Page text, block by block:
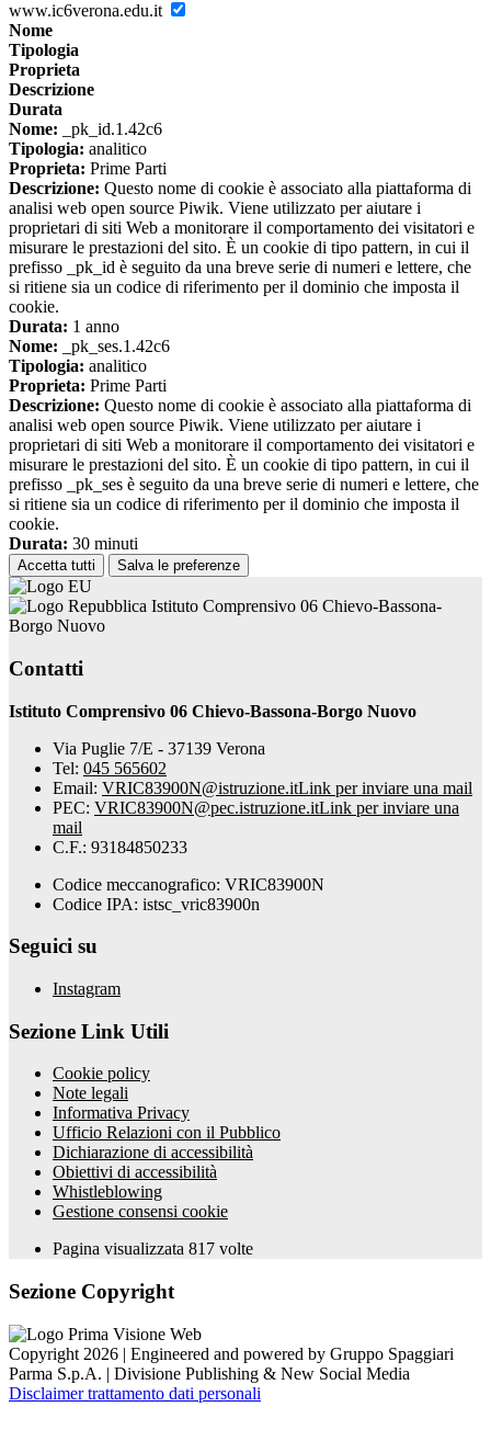
www.ic6verona.edu.it
Nome
Tipologia
Proprieta
Descrizione
Durata
Nome: _pk_id.1.42c6
Tipologia: analitico
Proprieta: Prime Parti
Descrizione: Questo nome di cookie è associato alla piattaforma di
analisi web open source Piwik. Viene utilizzato per aiutare i
proprietari di siti Web a monitorare il comportamento dei visitatori e
misurare le prestazioni del sito. È un cookie di tipo pattern, in cui il
prefisso _pk_id è seguito da una breve serie di numeri e lettere, che
si ritiene sia un codice di riferimento per il dominio che imposta il
cookie.
Durata: 1 anno
Nome: _pk_ses.1.42c6
Tipologia: analitico
Proprieta: Prime Parti
Descrizione: Questo nome di cookie è associato alla piattaforma di
analisi web open source Piwik. Viene utilizzato per aiutare i
proprietari di siti Web a monitorare il comportamento dei visitatori e
misurare le prestazioni del sito. È un cookie di tipo pattern, in cui il
prefisso _pk_ses è seguito da una breve serie di numeri e lettere, che
si ritiene sia un codice di riferimento per il dominio che imposta il
cookie.
Durata: 30 minuti
Accetta tutti Salva le preferenze
Istituto Comprensivo 06 Chievo-Bassona-
Borgo Nuovo
Contatti
Istituto Comprensivo 06 Chievo-Bassona-Borgo Nuovo
Via Puglie 7/E - 37139 Verona
Tel: 045 565602
Email: VRIC83900N@istruzione.itLink per inviare una mail
PEC: VRIC83900N@pec.istruzione.itLink per inviare una
mail
C.F.: 93184850233
Codice meccanografico: VRIC83900N
Codice IPA: istsc_vric83900n
Seguici su
Instagram
Sezione Link Utili
Cookie policy
Note legali
Informativa Privacy
Ufficio Relazioni con il Pubblico
Dichiarazione di accessibilità
Obiettivi di accessibilità
Whistleblowing
Gestione consensi cookie
Pagina visualizzata 817 volte
Sezione Copyright
Copyright 2026 | Engineered and powered by Gruppo Spaggiari
Parma S.p.A. | Divisione Publishing & New Social Media
Disclaimer trattamento dati personali